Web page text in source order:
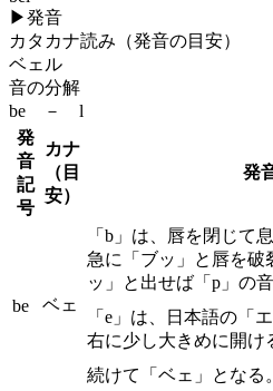
▶発音
カタカナ読み（発音の目安）
ベェル
音の分解
be － l
発
音
記
号
カナ
（目
安）
発
be ベェ
「b」は、唇を閉じて
急に「ブッ」と唇を破
ッ」と出せば「p」の音
「e」は、日本語の「
右に少し大きめに開け
続けて「ベェ」となる。